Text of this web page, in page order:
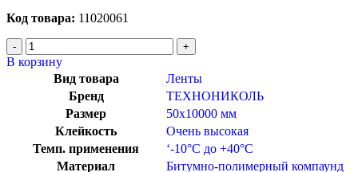
Код товара: 11020061
В корзину
Вид товара
Ленты
Бренд
ТЕХНОНИКОЛЬ
Размер
50х10000 мм
Клейкость
Очень высокая
Темп. применения
‘-10°C до +40°C
Материал
Битумно-полимерный компаунд